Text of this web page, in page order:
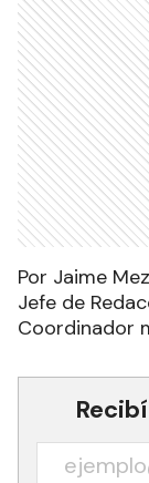
Por Jaime
Jefe de
Coordinador